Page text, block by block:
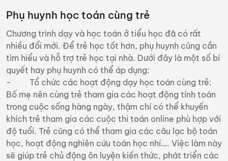
Phụ huynh học toán cùng trẻ
Chương trình dạy và học toán ở tiểu học đã có rất
nhiều đổi mới. Để trẻ học tốt hơn, phụ huynh cũng cần
tìm hiểu và hỗ trợ trẻ học tại nhà. Dưới đây là một số bí
quyết hay phụ huynh có thể áp dụng:
- Tổ chức các hoạt động dạy học toán cùng trẻ:
Bố mẹ nên cùng trẻ tham gia các hoạt động tính toán
trong cuộc sống hàng ngày, thậm chí có thể khuyến
khích trẻ tham gia các cuộc thi toán online phù hợp với
độ tuổi. Trẻ cũng có thể tham gia các câu lạc bộ toán
học, hoạt động nghiên cứu toán học nhí…. Việc làm này
sẽ giúp trẻ chủ động ôn luyện kiến thức, phát triển các